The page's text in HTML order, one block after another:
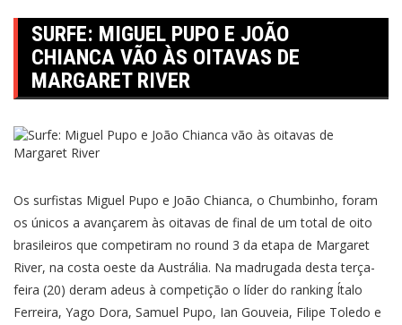
SURFE: MIGUEL PUPO E JOÃO
CHIANCA VÃO ÀS OITAVAS DE
MARGARET RIVER
Os surfistas Miguel Pupo e João Chianca, o Chumbinho, foram
os únicos a avançarem às oitavas de final de um total de oito
brasileiros que competiram no round 3 da etapa de Margaret
River, na costa oeste da Austrália. Na madrugada desta terça-
feira (20) deram adeus à competição o líder do ranking Ítalo
Ferreira, Yago Dora, Samuel Pupo, Ian Gouveia, Filipe Toledo e